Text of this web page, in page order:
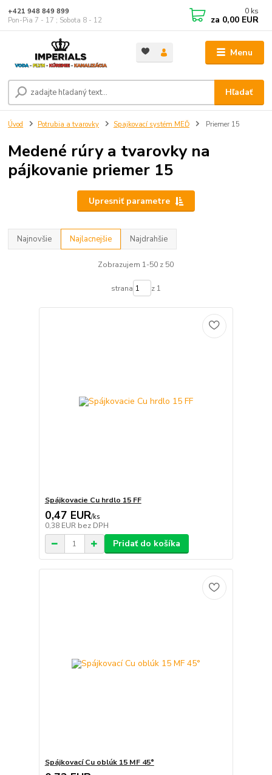
Menu
Hľadať
+421 948 849 899
Pon-Pia 7 - 17 ; Sobota 8 - 12
0 ks
za 0,00 EUR
Úvod Potrubia a tvarovky Spajkovací systém MEĎ Priemer 15
Medené rúry a tvarovky na
pájkovanie priemer 15
Upresniť parametre
Najnovšie Najlacnejšie Najdrahšie
Zobrazujem 1-50 z 50
strana z 1
Spájkovacie Cu hrdlo 15 FF
0,47 EUR/ks
0,38 EUR bez DPH
Pridať do košíka
Spájkovací Cu oblúk 15 MF 45°